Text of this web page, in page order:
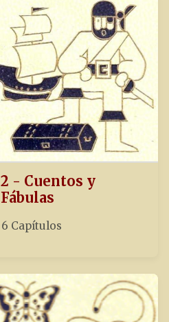
2 - Cuentos y
Fábulas
6 Capítulos